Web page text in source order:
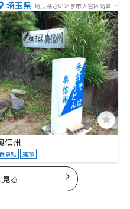
埼玉県 埼玉県さいたま市大宮区高鼻町
２丁目３２０−５３
信州
事処 麺類
る